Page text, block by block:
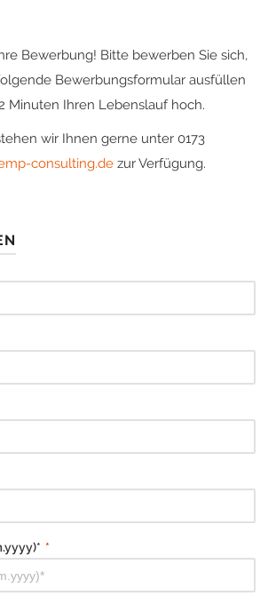
Bewerbung! Bitte bewerben Sie sich,
Bewerbungsformular ausfüllen
Minuten Ihren Lebenslauf hoch.
wir Ihnen gerne unter 0173
consulting.de zur Verfügung.
*